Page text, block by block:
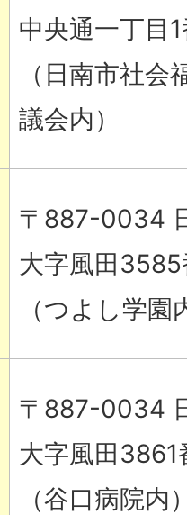
中央通一丁目
（日南市社会
議会内）
〒887-0034
大字風田
（つよし学園
〒887-0034
大字風田3861
（谷口病院内